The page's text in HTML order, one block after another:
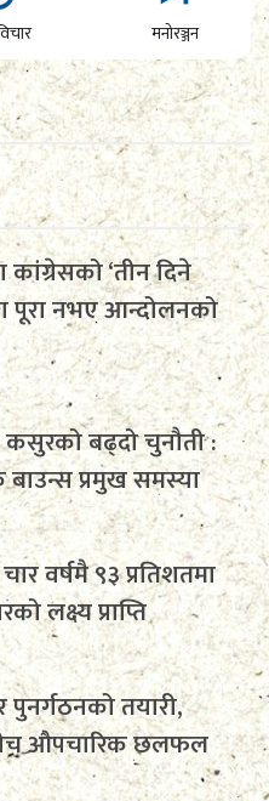
मनोरञ्जन
‘तीन दिने
पूरा नभए आन्दोलनको
बढ्दो चुनौती :
प्रमुख समस्या
वर्षमै ९३ प्रतिशतमा
लक्ष्य प्राप्ति
तयारी,
औपचारिक छलफल